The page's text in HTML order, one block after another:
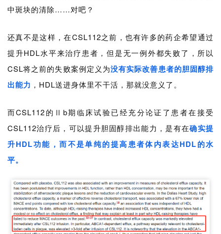
中斑块的清除……对吧？
还真不是这样，在CSL112之前，也有许多的药企希望通过
提升HDL水平来治疗患者，但是无一例外都失败了，所以
CSL将之前的失败案例定义为没有实际改善患者的胆固醇排
出能力 ，HDL送进身体里不干活，那就没意义了。
而CSL112的Ⅱb期临床试验已经充分论证了患者在接受
CSL112治疗后，可以提升胆固醇排出能力，是有在确实提
升HDL功能，而不是单纯的提高患者体内表达HDL的水
平。